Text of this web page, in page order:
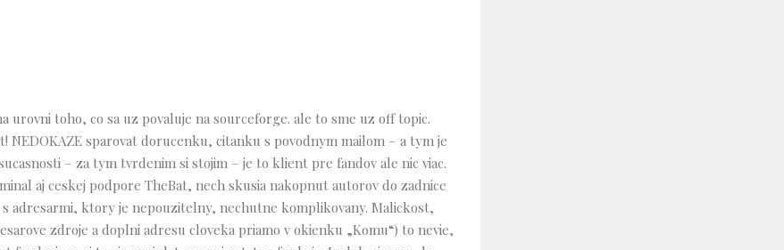
urovni toho, co sa uz povaluje na sourceforge. ale to sme uz off topic.
NEDOKAZE sparovat dorucenku, citanku s povodnym mailom – a tym je
– za tym tvrdenim si stojim – je to klient pre fandov ale nic viac.
aj ceskej podpore TheBat, nech skusia nakopnut autorov do zadnice
s adresarmi, ktory je nepouzitelny, nechutne komplikovany. Malickost,
zdroje a doplni adresu cloveka priamo v okienku „Komu“) to nevie,